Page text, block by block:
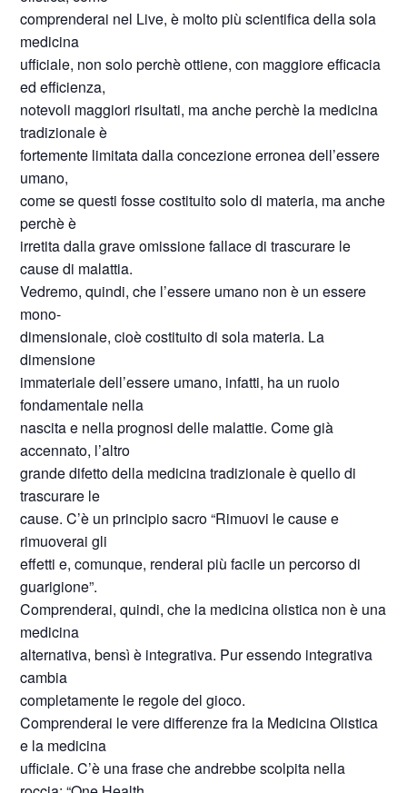
comprenderai nel Live, è molto più scientifica della sola
medicina
ufficiale, non solo perchè ottiene, con maggiore efficacia
ed efficienza,
notevoli maggiori risultati, ma anche perchè la medicina
tradizionale è
fortemente limitata dalla concezione erronea dell’essere
umano,
come se questi fosse costituito solo di materia, ma anche
perchè è
irretita dalla grave omissione fallace di trascurare le
cause di malattia.
Vedremo, quindi, che l’essere umano non è un essere
mono-
dimensionale, cioè costituito di sola materia. La
dimensione
immateriale dell’essere umano, infatti, ha un ruolo
fondamentale nella
nascita e nella prognosi delle malattie. Come già
accennato, l’altro
grande difetto della medicina tradizionale è quello di
trascurare le
cause. C’è un principio sacro “Rimuovi le cause e
rimuoverai gli
effetti e, comunque, renderai più facile un percorso di
guarigione”.
Comprenderai, quindi, che la medicina olistica non è una
medicina
alternativa, bensì è integrativa. Pur essendo integrativa
cambia
completamente le regole del gioco.
Comprenderai le vere differenze fra la Medicina Olistica
e la medicina
ufficiale. C’è una frase che andrebbe scolpita nella